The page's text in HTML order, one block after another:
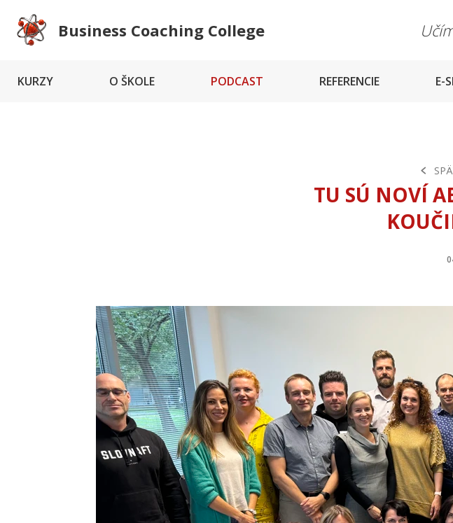
Business Coaching College
KURZY O ŠKOLE PODCAST REFERENCIE E-
TU SÚ NOVÍ